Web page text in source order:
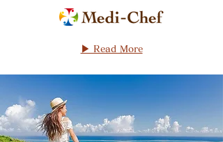
▶ Read More